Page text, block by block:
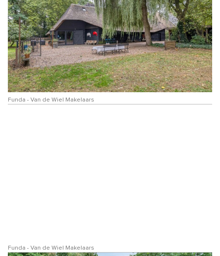
Funda - Van de Wiel Makelaars
Funda - Van de Wiel Makelaars